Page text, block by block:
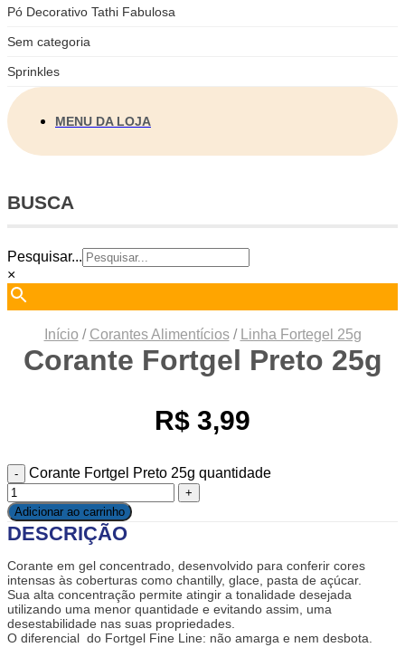
Pó Decorativo Tathi Fabulosa
Sem categoria
Sprinkles
MENU DA LOJA
BUSCA
Pesquisar...
×
Início / Corantes Alimentícios / Linha Fortegel 25g
Corante Fortgel Preto 25g
R$ 3,99
Corante Fortgel Preto 25g quantidade
Adicionar ao carrinho
DESCRIÇÃO
Corante em gel concentrado, desenvolvido para conferir cores
intensas às coberturas como chantilly, glace, pasta de açúcar.
Sua alta concentração permite atingir a tonalidade desejada
utilizando uma menor quantidade e evitando assim, uma
desestabilidade nas suas propriedades.
O diferencial do Fortgel Fine Line: não amarga e nem desbota.